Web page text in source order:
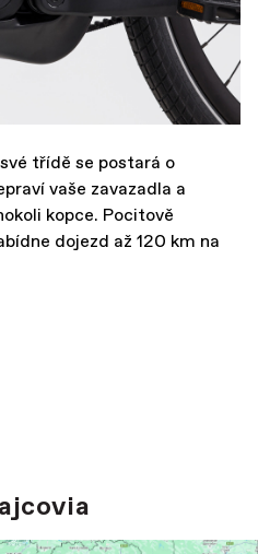
třídě se postará o
vaše zavazadla a
kopce. Pocitově
dojezd až 120 km na